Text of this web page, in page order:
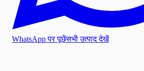
WhatsApp पर पूछेंसभी उत्पाद देखें